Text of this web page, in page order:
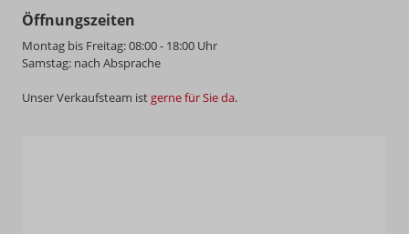
Öffnungszeiten
Montag bis Freitag: 08:00 - 18:00 Uhr
Samstag: nach Absprache
Unser Verkaufsteam ist gerne für Sie da.